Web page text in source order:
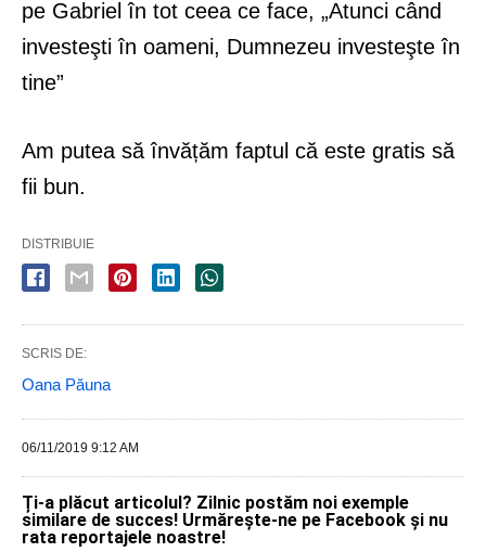
pe Gabriel în tot ceea ce face, „Atunci când
investeşti în oameni, Dumnezeu investeşte în
tine”
Am putea să învățăm faptul că este gratis să
fii bun.
DISTRIBUIE
SCRIS DE:
Oana Păuna
06/11/2019 9:12 AM
Ți-a plăcut articolul? Zilnic postăm noi exemple
similare de succes! Urmărește-ne pe Facebook și nu
rata reportajele noastre!